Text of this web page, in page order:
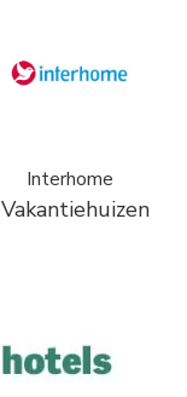
Interhome
Vakantiehuizen